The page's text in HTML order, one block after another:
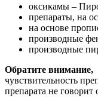
оксикамы –
препараты, на
на основе
производные
производные
Обратите внимание,
чувствительность
препарата не